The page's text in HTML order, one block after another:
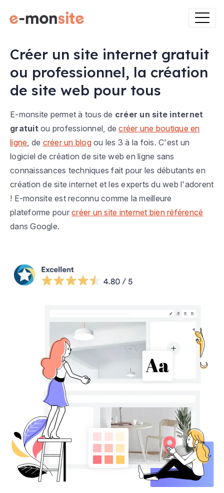
Créer un site internet gratuit
ou professionnel, la création
de site web pour tous
E-monsite permet à tous de créer un site internet
gratuit ou professionnel, decréer une boutique en
ligne , de créer un blogou les 3 à la fois. C'est un
logiciel de création de site web en ligne sans
connaissances techniques fait pour les débutants en
création de site internet et les experts du web l'adorent
! E-monsite est reconnu comme la meilleure
plateforme pour créer un site internet bien référencé
dans Google.